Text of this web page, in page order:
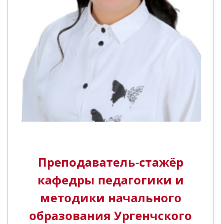
Преподаватель-стажёр
кафедры педагогики и
методики начального
образования Ургенчского